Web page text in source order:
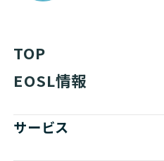
TOP
EOSL情報
サービス